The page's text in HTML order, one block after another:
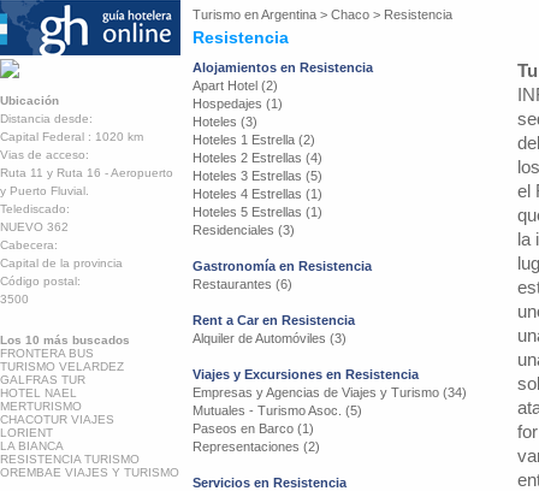
Turismo enArgentina > Chaco > Resistencia
Resistencia
Ubicación
Distancia desde:
Capital Federal : 1020 km
Vias de acceso:
Ruta 11 y Ruta 16 - Aeropuerto
y Puerto Fluvial.
Telediscado:
NUEVO 362
Cabecera:
Capital de la provincia
Código postal:
3500
Los 10 más buscados
FRONTERA BUS
TURISMO VELARDEZ
GALFRAS TUR
HOTEL NAEL
MERTURISMO
CHACOTUR VIAJES
LORIENT
LA BIANCA
RESISTENCIA TURISMO
OREMBAE VIAJES Y TURISMO
Alojamientos en Resistencia
Apart Hotel (2)
Hospedajes (1)
Hoteles (3)
Hoteles 1 Estrella (2)
Hoteles 2 Estrellas (4)
Hoteles 3 Estrellas (5)
Hoteles 4 Estrellas (1)
Hoteles 5 Estrellas (1)
Residenciales (3)
Gastronomía en Resistencia
Restaurantes (6)
Rent a Car en Resistencia
Alquiler de Automóviles (3)
Viajes y Excursiones en Resistencia
Empresas y Agencias de Viajes y Turismo (34)
Mutuales - Turismo Asoc. (5)
Paseos en Barco (1)
Representaciones (2)
Servicios en Resistencia
el
la